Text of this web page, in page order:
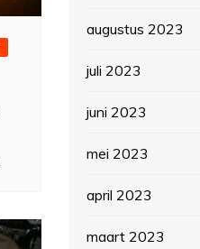
augustus 2023
juli 2023
juni 2023
mei 2023
april 2023
maart 2023